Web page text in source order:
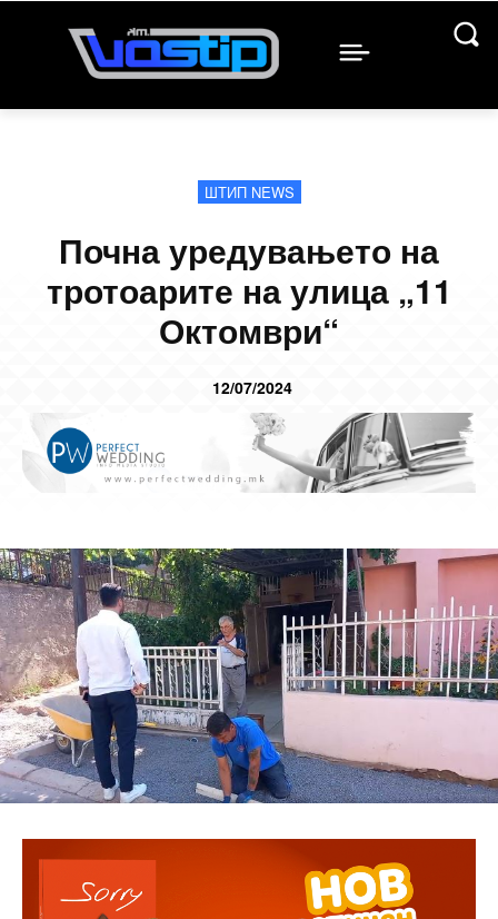
ШТИП NEWS
Почна уредувањето на
тротоарите на улица „11
Октомври“
12/07/2024